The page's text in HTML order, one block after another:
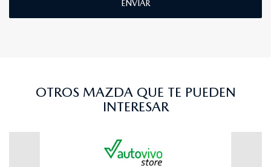
ENVIAR
OTROS MAZDA QUE TE PUEDEN
INTERESAR